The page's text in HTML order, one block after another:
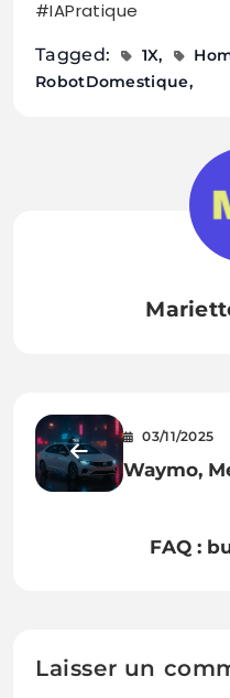
#IAPratique
Tagged: 1X
RobotDomestique
03/11/2025
Waymo,
voiture
FAQ :
Laisser un